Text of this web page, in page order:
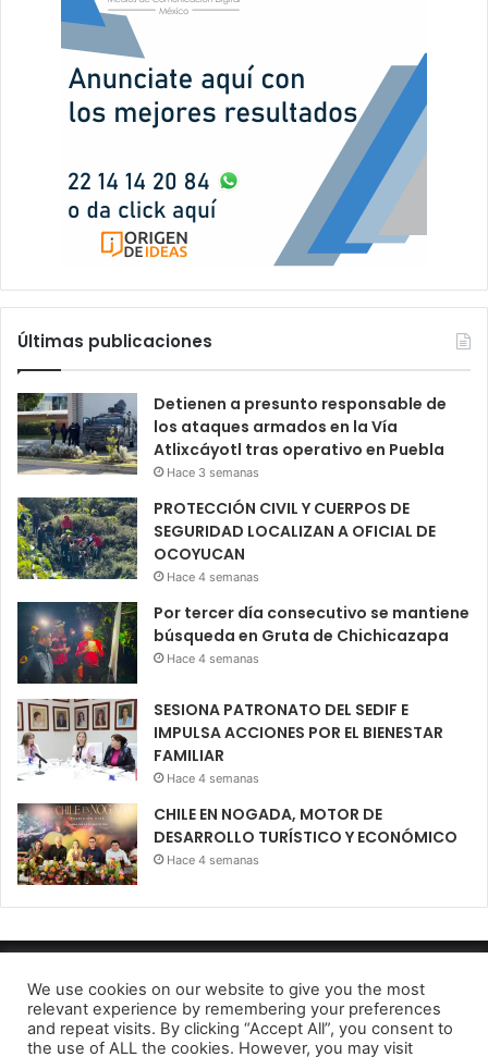
Últimas publicaciones
Detienen a presunto responsable de
los ataques armados en la Vía
Atlixcáyotl tras operativo en Puebla
Hace 3 semanas
PROTECCIÓN CIVIL Y CUERPOS DE
SEGURIDAD LOCALIZAN A OFICIAL DE
OCOYUCAN
Hace 4 semanas
Por tercer día consecutivo se mantiene
búsqueda en Gruta de Chichicazapa
Hace 4 semanas
SESIONA PATRONATO DEL SEDIF E
IMPULSA ACCIONES POR EL BIENESTAR
FAMILIAR
Hace 4 semanas
CHILE EN NOGADA, MOTOR DE
DESARROLLO TURÍSTICO Y ECONÓMICO
Hace 4 semanas
Diario El Oportuno 2022
Aviso de Privacidad
We use cookies on our website to give you the most
relevant experience by remembering your preferences
and repeat visits. By clicking “Accept All”, you consent to
the use of ALL the cookies. However, you may visit